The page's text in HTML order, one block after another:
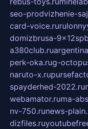
seo-prodvizhenie-
card-voice.ru
domizbrusa-
a380club.ru
perk-oka.rug-
naruto-x.ru
spayderhed-2022.ru
webamator.ruma-
nv-750.runews-
dizfiles.ru